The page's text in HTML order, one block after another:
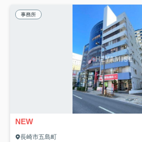
事務所
NEW
長崎市五島町